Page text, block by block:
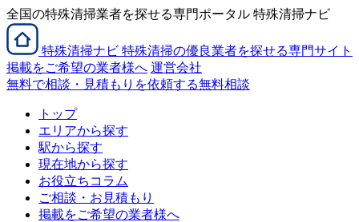
全国の特殊清掃業者を探せる専門ポータル 特殊清掃ナビ
特殊清掃ナビ 特殊清掃の優良業者を探せる専門サイト
掲載をご希望の業者様へ 運営会社
無料で相談・見積もりを依頼する無料相談
トップ
エリアから探す
駅から探す
現在地から探す
お役立ちコラム
ご相談・お見積もり
掲載をご希望の業者様へ